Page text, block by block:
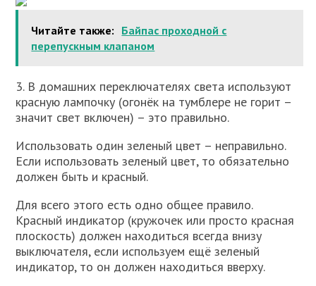
Читайте также: Байпас проходной с
перепускным клапаном
3. В домашних переключателях света используют
красную лампочку (огонёк на тумблере не горит –
значит свет включен) – это правильно.
Использовать один зеленый цвет – неправильно.
Если использовать зеленый цвет, то обязательно
должен быть и красный.
Для всего этого есть одно общее правило.
Красный индикатор (кружочек или просто красная
плоскость) должен находиться всегда внизу
выключателя, если используем ещё зеленый
индикатор, то он должен находиться вверху.